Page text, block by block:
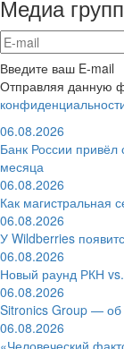
Медиа
Введите ваш E-mail
Отправляя данную
06.08.2026
Банк России привёл
месяца
06.08.2026
Как магистральная
06.08.2026
У Wildberries
06.08.2026
Новый раунд РКН
06.08.2026
Sitronics Group — об
06.08.2026
«Человеческий